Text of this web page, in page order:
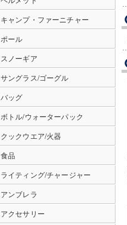
キャンプ・ファーニチャー
ポール
スノーギア
サングラス/ゴーグル
バッグ
ボトル/ウォーターパック
クックウエア/火器
食品
ライティング/チャージャー
アンブレラ
アクセサリー